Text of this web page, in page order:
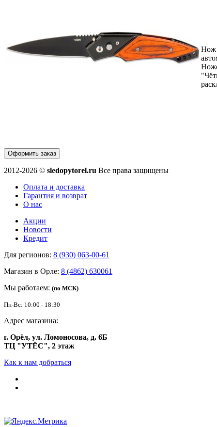
Нож
Оформить заказ
2012-2026 © sledopytorel.ru Все права защищены
Оплата и доставка
Гарантия и возврат
О нас
Акции
Новости
Кредит
Для регионов: 8 (930) 063-00-61
Магазин в Орле: 8 (4862) 630061
Мы работаем: (по МСК)
Пн-Вс: 10:00 - 18:30
Адрес магазина:
г. Орёл, ул. Ломоносова, д. 6Б
ТЦ "УТЁС", 2 этаж
Как к нам добраться